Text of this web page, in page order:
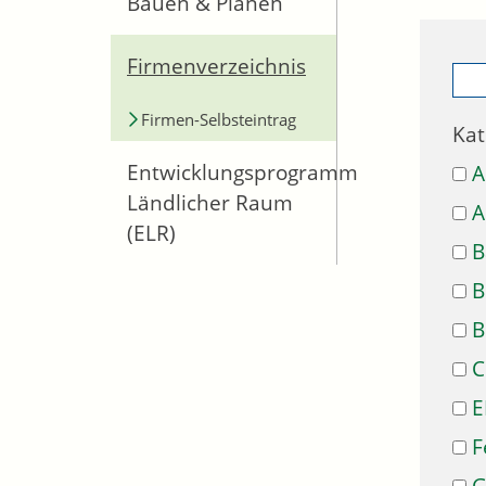
Firmenverzeichnis
Firmen-Selbsteintrag
Entwicklungsprogramm
Ländlicher Raum
(ELR)